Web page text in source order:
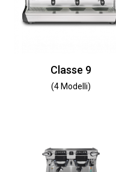
Classe 9
(4 Modelli)